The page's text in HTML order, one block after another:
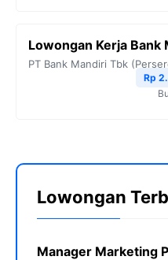
Lowongan Kerja Bank
PT Bank Mandiri Tbk
Rp
Lowongan
Manager Marketing